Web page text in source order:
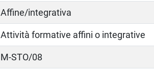
Affine/integrativa
Attività formative affini o integrative
M-STO/08